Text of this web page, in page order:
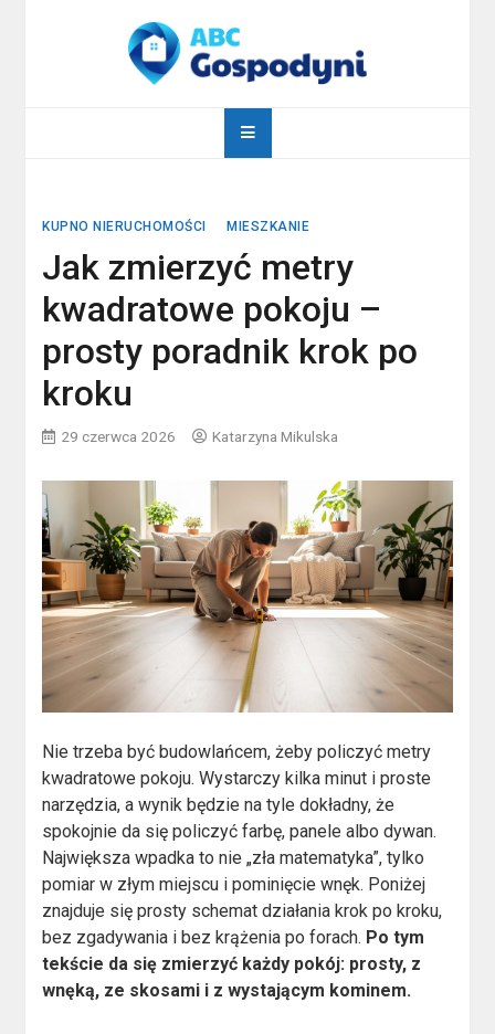
abcgospodyni.pl
KUPNO NIERUCHOMOŚCI MIESZKANIE
Jak zmierzyć metry
kwadratowe pokoju –
prosty poradnik krok po
kroku
29 czerwca 2026 Katarzyna Mikulska
Nie trzeba być budowlańcem, żeby policzyć metry
kwadratowe pokoju. Wystarczy kilka minut i proste
narzędzia, a wynik będzie na tyle dokładny, że
spokojnie da się policzyć farbę, panele albo dywan.
Największa wpadka to nie „zła matematyka”, tylko
pomiar w złym miejscu i pominięcie wnęk. Poniżej
znajduje się prosty schemat działania krok po kroku,
bez zgadywania i bez krążenia po forach. Po tym
tekście da się zmierzyć każdy pokój: prosty, z
wnęką, ze skosami i z wystającym kominem.